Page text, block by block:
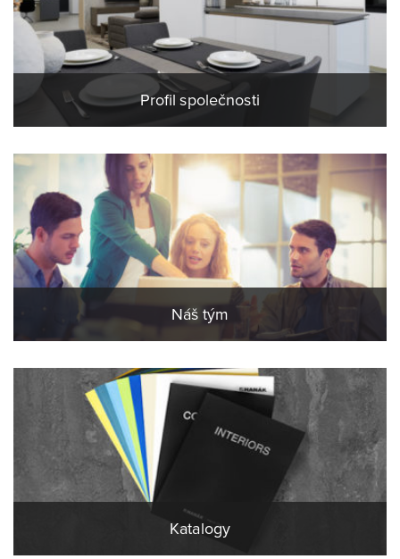
Profil společnosti
Náš tým
Katalogy